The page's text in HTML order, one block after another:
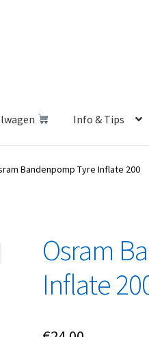
Info & Tips
Shop Betalen en Verzenden
Bandenpomp Tyre Inflate 200
Osram
Inflate